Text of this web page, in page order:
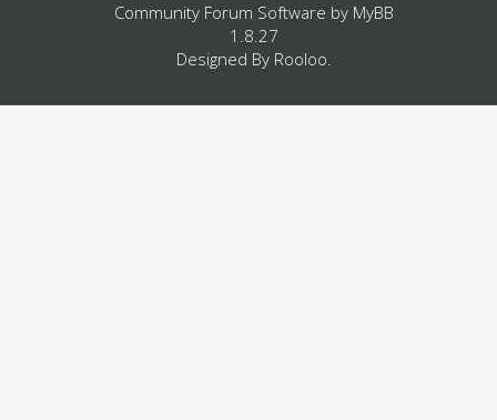
Community Forum Software by MyBB
1.8.27
Designed By Rooloo.